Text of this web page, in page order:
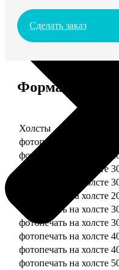
Сделать заказ
Форматы и
Холсты
фотопечать на холсте
фотопечать на холсте
фотопечать на холсте
фотопечать на холсте
фотопечать на холсте
фотопечать на холсте
фотопечать на холсте
фотопечать на холсте
фотопечать на холсте
фотопечать на холсте